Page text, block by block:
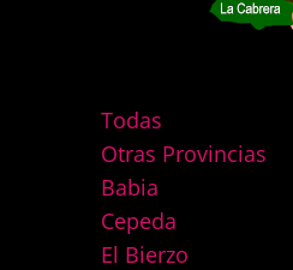
Todas
Otras Provincias
Babia
Cepeda
El Bierzo